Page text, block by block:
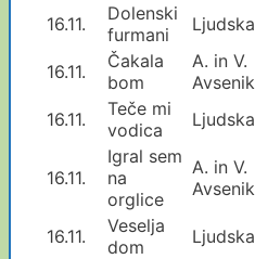
16.11.
Dolenski
furmani
Ljudska
16.11.
Čakala
bom
A. in V.
Avsenik
16.11.
Teče mi
vodica
Ljudska
16.11.
Igral sem
na
orglice
A. in V.
Avsenik
16.11.
Veselja
dom
Ljudska